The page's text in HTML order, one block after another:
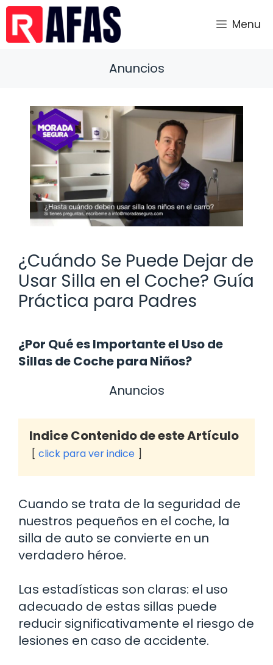
Saltar
contenido
Menu
Anuncios
¿Cuándo Se Puede Dejar de
Usar Silla en el Coche? Guía
Práctica para Padres
¿Por Qué es Importante el Uso de
Sillas de Coche para Niños?
Anuncios
Indice Contenido de este Artículo
click para ver indice
Cuando se trata de la seguridad de
nuestros pequeños en el coche, la
silla de auto se convierte en un
verdadero héroe.
Las estadísticas son claras: el uso
adecuado de estas sillas puede
reducir significativamente el riesgo de
lesiones en caso de accidente.